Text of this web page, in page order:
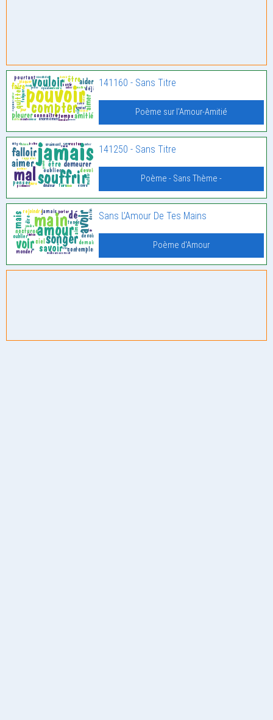
141160 - Sans Titre
Poème sur l'Amour-Amitié
141250 - Sans Titre
Poème - Sans Thème -
Sans L’Amour De Tes Mains
Poème d'Amour